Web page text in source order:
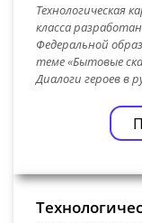
Технологическая
класса
Федеральной
теме «Бытовые
Диалоги героев в